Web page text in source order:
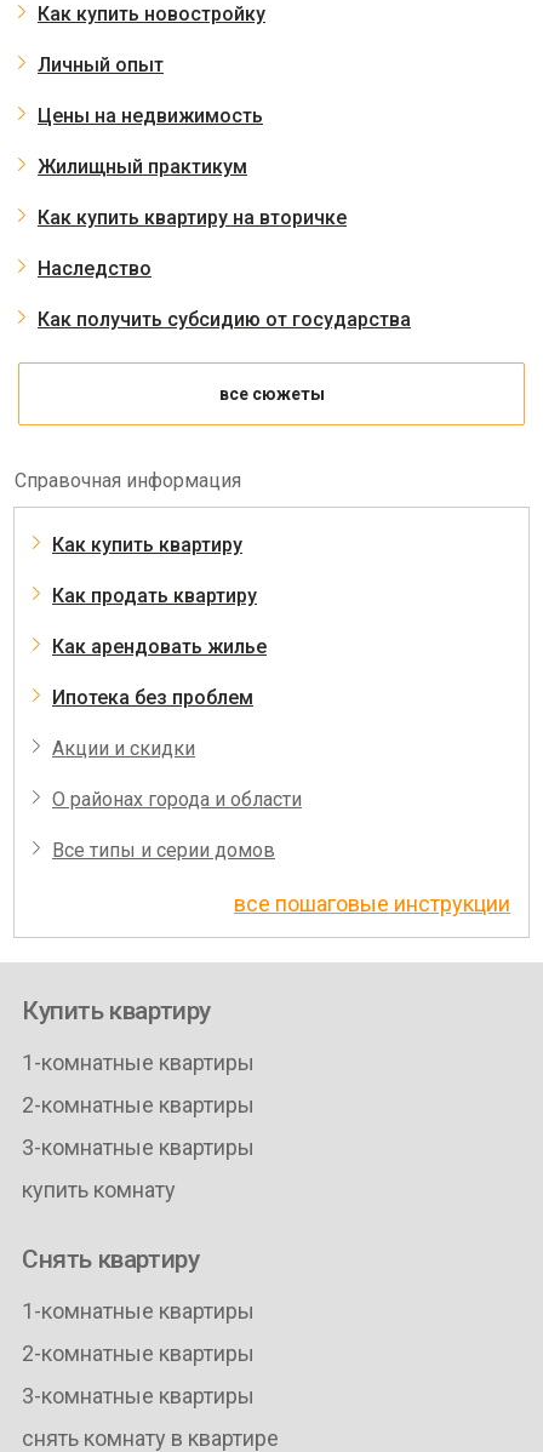
Как купить новостройку
Личный опыт
Цены на недвижимость
Жилищный практикум
Как купить квартиру на вторичке
Наследство
Как получить субсидию от государства
все сюжеты
Справочная информация
Как купить квартиру
Как продать квартиру
Как арендовать жилье
Ипотека без проблем
Акции и скидки
О районах города и области
Все типы и серии домов
все пошаговые инструкции
Купить квартиру
1-комнатные квартиры
2-комнатные квартиры
3-комнатные квартиры
купить комнату
Снять квартиру
1-комнатные квартиры
2-комнатные квартиры
3-комнатные квартиры
снять комнату в квартире